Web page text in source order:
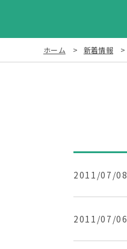
ホーム 新着情報
2011/07/08
2011/07/06